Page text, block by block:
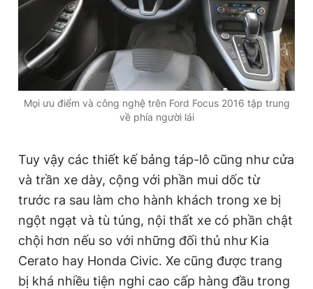
Mọi ưu điểm và công nghệ trên Ford Focus 2016 tập trung
về phía người lái
Tuy vậy các thiết kế bảng táp-lô cũng như cửa
và trần xe dày, cộng với phần mui dốc từ
trước ra sau làm cho hành khách trong xe bị
ngột ngạt và tù túng, nội thất xe có phần chật
chội hơn nếu so với những đối thủ như Kia
Cerato hay Honda Civic. Xe cũng được trang
bị khá nhiều tiện nghi cao cấp hàng đầu trong